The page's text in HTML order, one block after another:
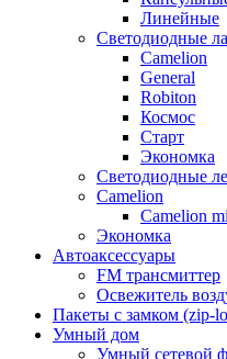
Линейные
Светодиодные
Camelion
General
Robiton
Космос
Старт
Экономка
Светодиодные
Camelion
Camelion
Экономка
Автоаксессуары
FM трансмиттер
Освежитель
Пакеты с замком (zip-
Умный дом
Умный сетевой